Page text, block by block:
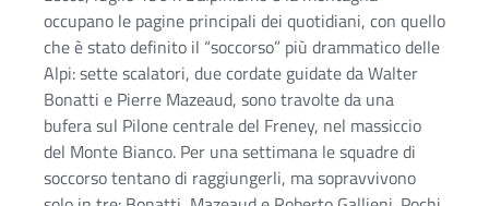
occupano le pagine principali dei quotidiani, con quello
che è stato definito il “soccorso” più drammatico delle
Alpi: sette scalatori, due cordate guidate da Walter
Bonatti e Pierre Mazeaud, sono travolte da una
bufera sul Pilone centrale del Freney, nel massiccio
del Monte Bianco. Per una settimana le squadre di
soccorso tentano di raggiungerli, ma sopravvivono